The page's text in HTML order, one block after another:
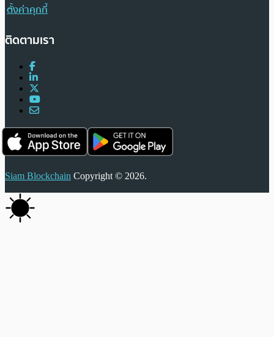
ตั้งค่าคุกกี้
ติดตามเรา
Siam Blockchain Copyright © 2026.